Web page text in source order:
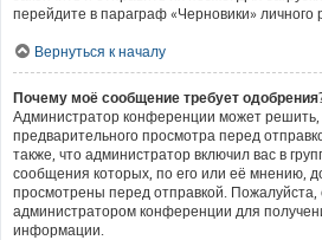
перейдите в параграф «Черновики» личного
Вернуться к началу
Почему моё сообщение требует
Администратор конференции может
предварительного просмотра перед
также, что администратор включил вас в
сообщения которых, по его или её мнению,
просмотрены перед отправкой. Пожалуйста,
администратором конференции для
информации.